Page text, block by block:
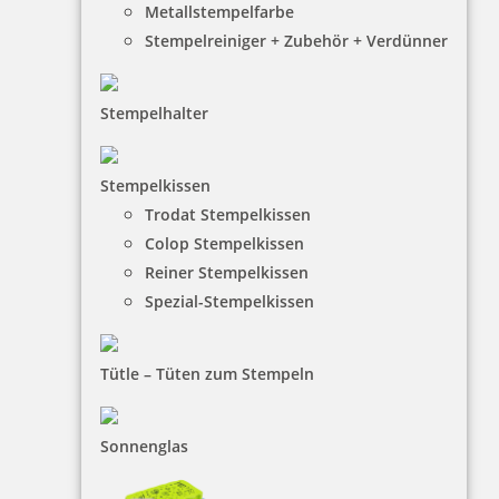
Metallstempelfarbe
Stempelreiniger + Zubehör + Verdünner
Stempelhalter
Stempelkissen
Trodat Stempelkissen
Colop Stempelkissen
Reiner Stempelkissen
Spezial-Stempelkissen
Tütle – Tüten zum Stempeln
Sonnenglas
Versandinformationen
Zahlungsbedingungen
Bestellhinweise
Dateiformate